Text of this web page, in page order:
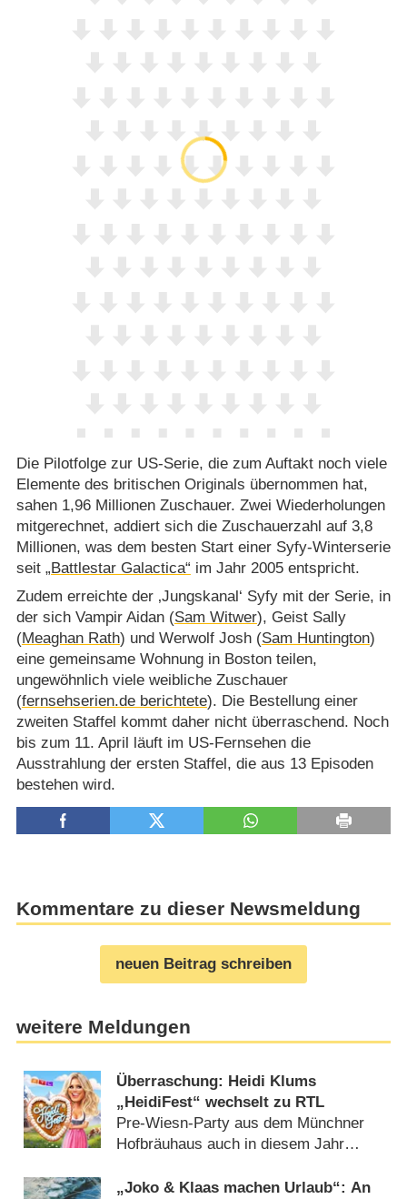
Die Pilotfolge zur US-Serie, die zum Auftakt noch viele
Elemente des britischen Originals übernommen hat,
sahen 1,96 Millionen Zuschauer. Zwei Wiederholungen
mitgerechnet, addiert sich die Zuschauerzahl auf 3,8
Millionen, was dem besten Start einer Syfy-Winterserie
seit „Battlestar Galactica“ im Jahr 2005 entspricht.
Zudem erreichte der ‚Jungskanal‘ Syfy mit der Serie, in
der sich Vampir Aidan (Sam Witwer), Geist Sally
(Meaghan Rath) und Werwolf Josh (Sam Huntington)
eine gemeinsame Wohnung in Boston teilen,
ungewöhnlich viele weibliche Zuschauer
(fernsehserien.de berichtete). Die Bestellung einer
zweiten Staffel kommt daher nicht überraschend. Noch
bis zum 11. April läuft im US-Fernsehen die
Ausstrahlung der ersten Staffel, die aus 13 Episoden
bestehen wird.
Kommentare zu dieser Newsmeldung
neuen Beitrag schreiben
weitere Meldungen
Überraschung: Heidi Klums
„HeidiFest“ wechselt zu RTL
Pre-Wiesn-Party aus dem Münchner
Hofbräuhaus auch in diesem Jahr
„Joko & Klaas machen Urlaub“: An